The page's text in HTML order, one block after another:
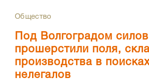
Общество
Под Волгоградом
прошерстили поля,
производства в
нелегалов